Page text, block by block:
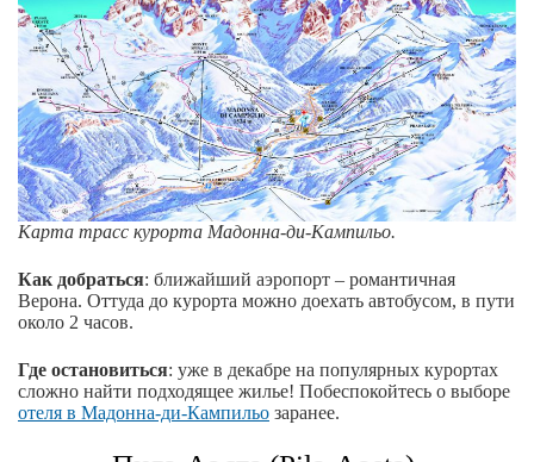
Карта трасс курорта Мадонна-ди-Кампильо.
Как добраться: ближайший аэропорт – романтичная
Верона. Оттуда до курорта можно доехать автобусом, в пути
около 2 часов.
Где остановиться: уже в декабре на популярных курортах
сложно найти подходящее жилье! Побеспокойтесь о выборе
отеля в Мадонна-ди-Кампильо заранее.